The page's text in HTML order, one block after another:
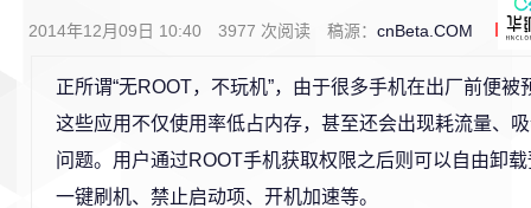
2014年12月09日 10:40 3977 次阅读 稿源： cnBeta.COM 0
正所谓“无ROOT，不玩机”，由于很多手机在出厂前便被
这些应用不仅使用率低占内存，甚至还会出现耗流量、
问题。用户通过ROOT手机获取权限之后则可以自由卸
一键刷机、禁止启动项、开机加速等。